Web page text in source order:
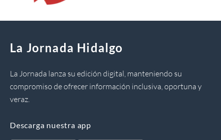
La Jornada Hidalgo
La Jornada lanza su edición digital, manteniendo su
compromiso de ofrecer información inclusiva, oportuna y
veraz.
Descarga nuestra app